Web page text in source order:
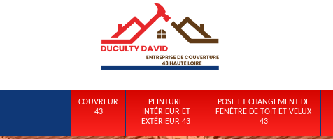
COUVREUR
43
PEINTURE
INTÉRIEUR ET
EXTÉRIEUR 43
POSE ET CHANGEMENT DE
FENÊTRE DE TOIT ET VELUX
43